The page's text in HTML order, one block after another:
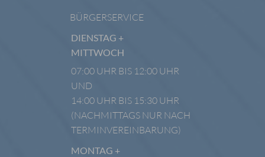
BÜRGERSERVICE
DIENSTAG +
MITTWOCH
07:00 UHR BIS 12:00 UHR
UND
14:00 UHR BIS 15:30 UHR
(NACHMITTAGS NUR NACH
TERMINVEREINBARUNG)
MONTAG +